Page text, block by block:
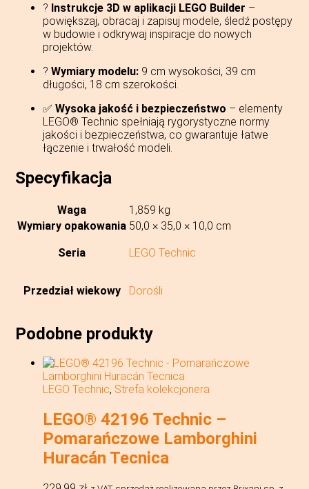
? Instrukcje 3D w aplikacji LEGO Builder –
powiększaj, obracaj i zapisuj modele, śledź postępy
w budowie i odkrywaj inspiracje do nowych
projektów.
?Wymiary modelu: 9 cm wysokości, 39 cm
długości, 18 cm szerokości.
✅Wysoka jakość i bezpieczeństwo – elementy
LEGO® Technic spełniają rygorystyczne normy
jakości i bezpieczeństwa, co gwarantuje łatwe
łączenie i trwałość modeli.
Specyfikacja
Waga
1,859 kg
Wymiary opakowania 50,0 × 35,0 × 10,0 cm
Seria LEGO Technic
Przedział wiekowy Dorośli
Podobne produkty
LEGO Technic, Strefa kolekcjonera
LEGO® 42196 Technic –
Pomarańczowe Lamborghini
Huracán Tecnica